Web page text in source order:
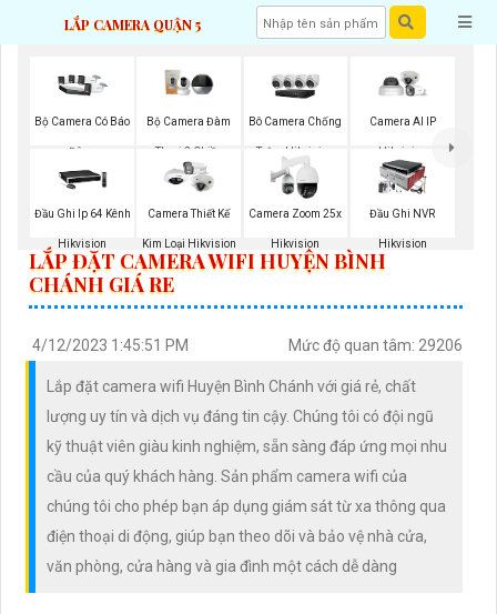
LẮP CAMERA QUẬN 5
Bộ Camera Có Báo
Đông
Bộ Camera Đàm
Thoại 2 Chiều
Bô Camera Chống
Trộm Hikvision
Camera AI IP
Hikvision
Đầu Ghi Ip 64 Kênh
Hikvision
Camera Thiết Kế
Kim Loại Hikvision
Camera Zoom 25x
Hikvision
Đầu Ghi NVR
Hikvision
LẮP ĐẶT CAMERA WIFI HUYỆN BÌNH
CHÁNH GIÁ RE
4/12/2023 1:45:51 PM Mức độ quan tâm: 29206
Lắp đặt camera wifi Huyện Bình Chánh với giá rẻ, chất
lượng uy tín và dịch vụ đáng tin cậy. Chúng tôi có đội ngũ
kỹ thuật viên giàu kinh nghiệm, sẵn sàng đáp ứng mọi nhu
cầu của quý khách hàng. Sản phẩm camera wifi của
chúng tôi cho phép bạn áp dụng giám sát từ xa thông qua
điện thoại di động, giúp bạn theo dõi và bảo vệ nhà cửa,
văn phòng, cửa hàng và gia đình một cách dễ dàng